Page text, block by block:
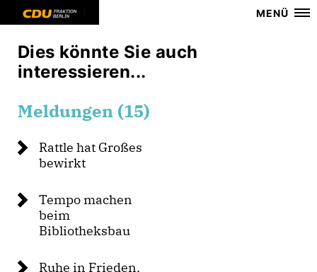
MENÜ
Dies könnte Sie auch
interessieren...
Meldungen (15)
Rattle hat Großes
bewirkt
Tempo machen
beim
Bibliotheksbau
Ruhe in Frieden,